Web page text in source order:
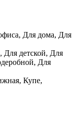
Для дома, Для
детской, Для
Для
Купе,